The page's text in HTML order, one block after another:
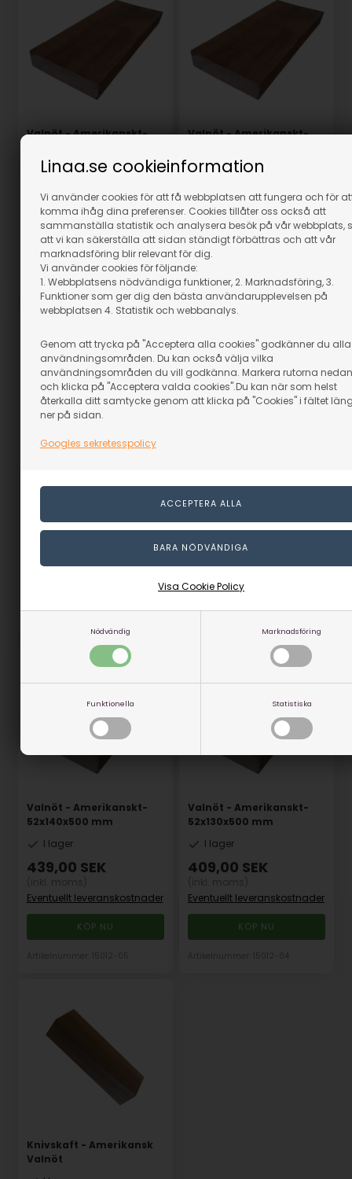
Linaa.se cookieinformation
Vi använder cookies för att få webbplatsen att fungera och för
komma ihåg dina preferenser. Cookies tillåter oss också att
sammanställa statistik och analysera besök på vår webbplats,
att vi kan säkerställa att sidan ständigt förbättras och att vår
marknadsföring blir relevant för dig.
Vi använder cookies för följande:
1. Webbplatsens nödvändiga funktioner, 2. Marknadsföring, 3.
Funktioner som ger dig den bästa användarupplevelsen på
webbplatsen 4. Statistik och webbanalys.
Genom att trycka på "Acceptera alla cookies" godkänner du alla
användningsområden. Du kan också välja vilka
användningsområden du vill godkänna. Markera rutorna nedan
och klicka på "Acceptera valda cookies".Du kan när som helst
återkalla ditt samtycke genom att klicka på "Cookies" i fältet
ner på sidan.
Googles sekretesspolicy
Nödvändig Marknadsföring
Funktionella Statistiska
Visa Cookie Policy
Valnöt - Amerikanskt-
I lager
559,00SEK
(inkl. moms)
Eventuellt leveranskostnader
Artikelnummer: 15012-09
Valnöt - Amerikanskt-
I lager
529,00SEK
(inkl. moms)
Eventuellt leveranskostnader
Artikelnummer: 15012-08
52x160x500 mm
499,00SEK
Eventuellt leveranskostnader
52x150x500 mm
I lager
469,00SEK
(inkl. moms)
Valnöt - Amerikanskt-
52x140x500 mm
I lager
439,00 SEK
Eventuellt leveranskostnader
Valnöt - Amerikanskt-
52x130x500 mm
I lager
409,00 SEK
Eventuellt leveranskostnader
Knivskaft - Amerikansk
Valnöt